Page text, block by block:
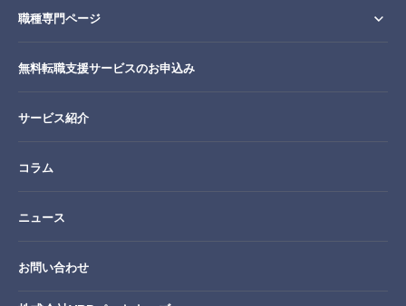
職種専門ページ
無料転職支援サービスのお申込み
サービス紹介
コラム
ニュース
お問い合わせ